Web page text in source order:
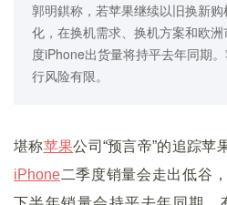
郭明錤称，若苹果继续以旧换新
化，在换机需求、换机方案和欧
度iPhone出货量将持平去年同期
行风险有限。
堪称苹果公司“预言帝”的追踪苹
iPhone二季度销量会走出低谷